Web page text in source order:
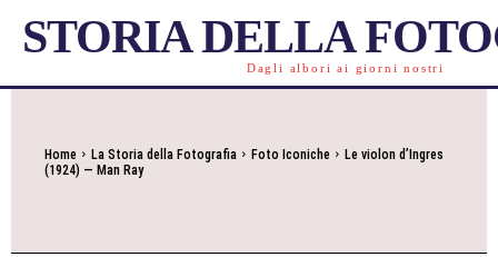
STORIA DELLA
Dagli albori ai giorni nostri
Home La Storia della Fotografia Foto Iconiche
Le violon d’Ingres
(1924) — Man Ray